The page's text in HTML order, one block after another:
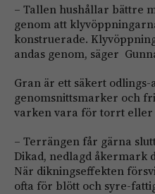
– Tallen hushållar bättre
genom att
konstruerade.
andas genom, säger
Gran är ett säkert
genomsnittsmarker och
varken vara för torrt
– Terrängen får gärna
Dikad, nedlagd åkermark
När dikningseffekten
ofta för blött och syre-